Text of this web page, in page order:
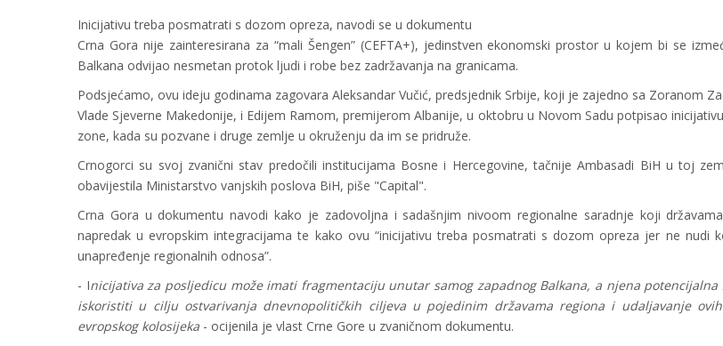
Inicijativu treba posmatrati s dozom opreza, navodi se u dokumentu
Crna Gora nije zainteresirana za “mali Šengen” (CEFTA+), jedinstven ekonomski prostor u kojem bi se
Balkana odvijao nesmetan protok ljudi i robe bez zadržavanja na granicama.
Podsjećamo, ovu ideju godinama zagovara Aleksandar Vučić, predsjednik Srbije, koji je zajedno sa Zoranom
Vlade Sjeverne Makedonije, i Edijem Ramom, premijerom Albanije, u oktobru u Novom Sadu potpisao
zone, kada su pozvane i druge zemlje u okruženju da im se pridruže.
Crnogorci su svoj zvanični stav predočili institucijama Bosne i Hercegovine, tačnije Ambasadi BiH u toj
obavijestila Ministarstvo vanjskih poslova BiH, piše "Capital".
Crna Gora u dokumentu navodi kako je zadovoljna i sadašnjim nivoom regionalne saradnje koji
napredak u evropskim integracijama te kako ovu “inicijativu treba posmatrati s dozom opreza jer ne nudi
unapređenje regionalnih odnosa”.
- Inicijativa za posljedicu može imati fragmentaciju unutar samog zapadnog Balkana, a njena potencijalna
iskoristiti u cilju ostvarivanja dnevnopolitičkih ciljeva u pojedinim državama regiona i udaljavanje
evropskog kolosijeka - ocijenila je vlast Crne Gore u zvaničnom dokumentu.